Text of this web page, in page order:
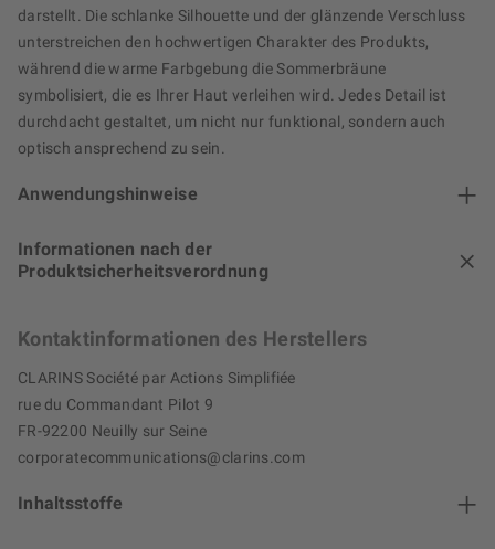
darstellt. Die schlanke Silhouette und der glänzende Verschluss
unterstreichen den hochwertigen Charakter des Produkts,
während die warme Farbgebung die Sommerbräune
symbolisiert, die es Ihrer Haut verleihen wird. Jedes Detail ist
durchdacht gestaltet, um nicht nur funktional, sondern auch
optisch ansprechend zu sein.
Anwendungshinweise
Informationen nach der
Produktsicherheitsverordnung
Kontaktinformationen des Herstellers
CLARINS Société par Actions Simplifiée
rue du Commandant Pilot 9
FR-92200 Neuilly sur Seine
corporatecommunications@clarins.com
Inhaltsstoffe